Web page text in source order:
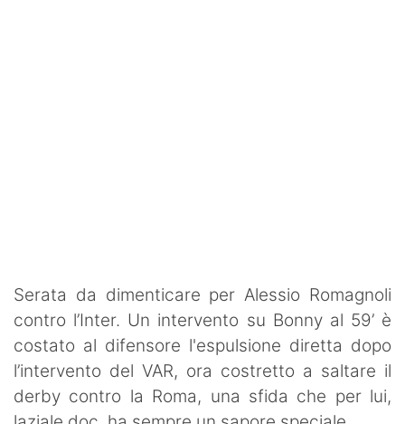
Serata da dimenticare per Alessio Romagnoli
contro l’Inter. Un intervento su Bonny al 59’ è
costato al difensore l'espulsione diretta dopo
l’intervento del VAR, ora costretto a saltare il
derby contro la Roma, una sfida che per lui,